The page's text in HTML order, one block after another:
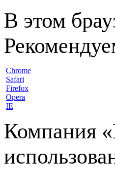
В этом
Chrome
Safari
Firefox
Opera
IE
Компания